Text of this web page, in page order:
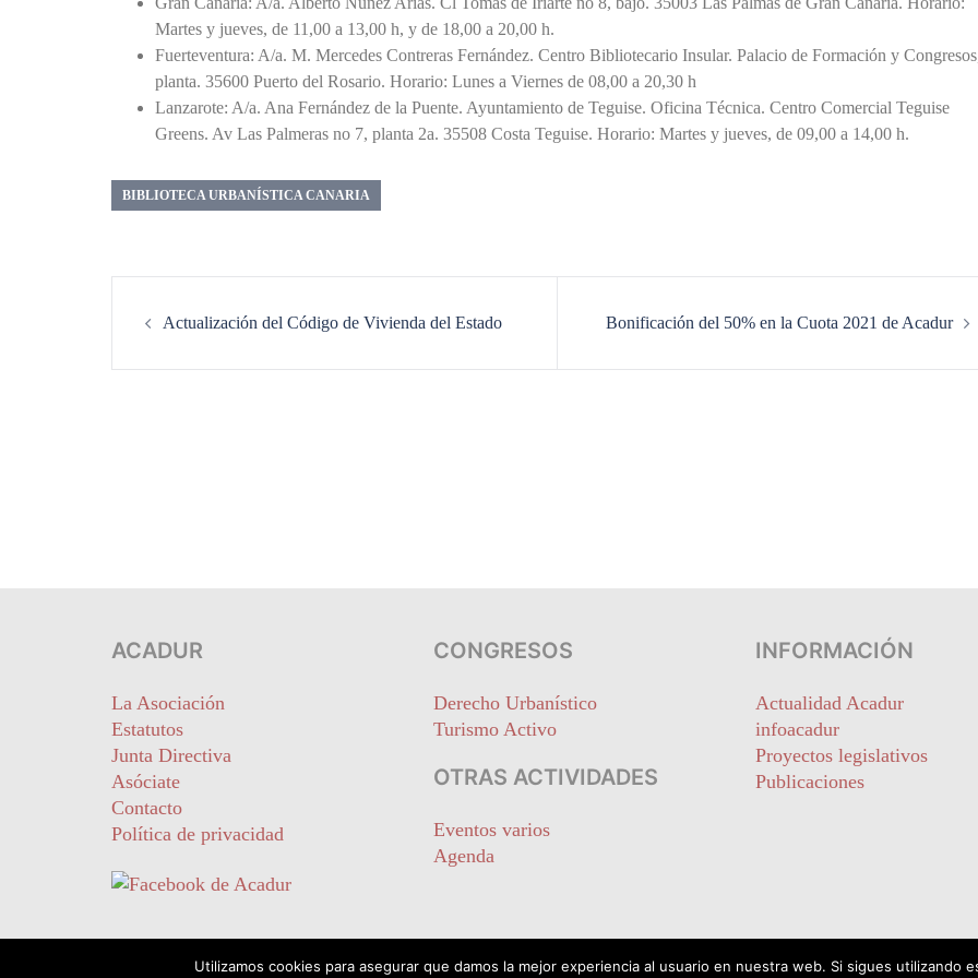
Martes y jueves, de 11,00 a 13,00 h, y de 18,00 a 20,00 h.
Fuerteventura: A/a. M. Mercedes Contreras Fernández. Centro Bibliotecario Insular. Palacio de Formación y
planta. 35600 Puerto del Rosario. Horario: Lunes a Viernes de 08,00 a 20,30 h
Lanzarote: A/a. Ana Fernández de la Puente. Ayuntamiento de Teguise. Oficina Técnica. Centro Comercial Teguise
Greens. Av Las Palmeras no 7, planta 2a. 35508 Costa Teguise. Horario: Martes y jueves, de 09,00 a 14,00 h.
BIBLIOTECA URBANÍSTICA CANARIA
Actualización del Código de Vivienda del Estado Bonificación del 50% en la Cuota 2021 de Acadur
ACADUR
La Asociación
Estatutos
Junta Directiva
Asóciate
Contacto
Política de privacidad
CONGRESOS
Derecho Urbanístico
Turismo Activo
OTRAS ACTIVIDADES
Eventos varios
Agenda
INFORMACIÓN
Actualidad Acadur
infoacadur
Proyectos legislativos
Publicaciones
Utilizamos cookies para asegurar que damos la mejor experiencia al usuario en nuestra web. Si sigues utilizando